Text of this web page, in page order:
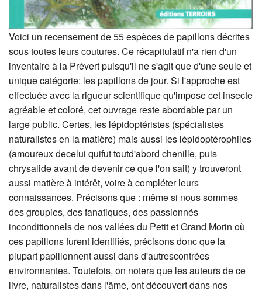
Voici un recensement de 55 espèces de papillons décrites
sous toutes leurs coutures. Ce récapitulatif n'a rien d'un
inventaire à la Prévert puisqu'il ne s'agit que d'une seule et
unique catégorie: les papillons de jour. Si l'approche est
effectuée avec la rigueur scientifique qu'impose cet insecte
agréable et coloré, cet ouvrage reste abordable par un
large public. Certes, les lépidoptéristes (spécialistes
naturalistes en la matière) mais aussi les lépidoptérophiles
(amoureux decelui quifut toutd'abord chenille, puis
chrysalide avant de devenir ce que l'on sait) y trouveront
aussi matière à intérêt, voire à compléter leurs
connaissances. Précisons que : même si nous sommes
des groupies, des fanatiques, des passionnés
inconditionnels de nos vallées du Petit et Grand Morin où
ces papillons furent identifiés, précisons donc que la
plupart papillonnent aussi dans d'autrescontrées
environnantes. Toutefois, on notera que les auteurs de ce
livre, naturalistes dans l'âme, ont découvert dans nos